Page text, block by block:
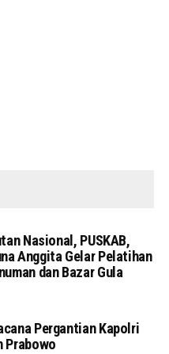
Nasional, PUSKAB,
Anggita Gelar Pelatihan
dan Bazar Gula
Pergantian Kapolri
Prabowo